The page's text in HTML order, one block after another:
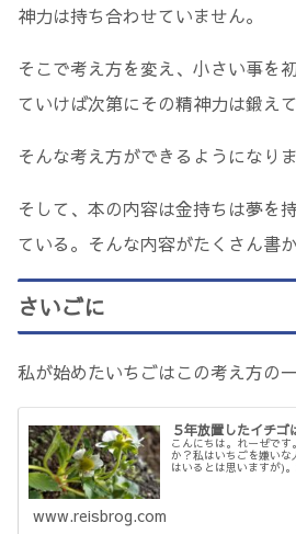
神力は持ち合わせていません。
そこで考え方を変え、小さい事を
ていけば次第にその精神力は鍛え
そんな考え方ができるようになりま
そして、本の内容は金持ちは夢を
ている。そんな内容がたくさん書
さいごに
私が始めたいちごはこの考え方の一
５年放置したイチゴ
こんにちは。れーぜで
か？私はいちごを嫌い
はいるとは思いますが)
ありません(笑)。そんな
www.reisbrog.com